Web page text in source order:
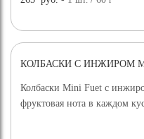
КОЛБАСКИ С ИНЖИРОМ
Колбаски Mini Fuet с
фруктовая нота в каждом